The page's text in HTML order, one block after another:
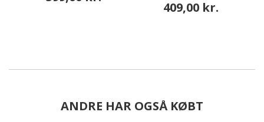
409,00 kr.
ANDRE HAR OGSÅ KØBT